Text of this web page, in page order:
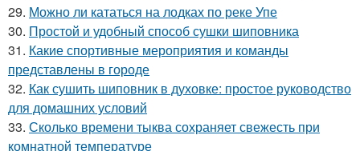
29. Можно ли кататься на лодках по реке Упе
30. Простой и удобный способ сушки шиповника
31. Какие спортивные мероприятия и команды
представлены в городе
32. Как сушить шиповник в духовке: простое руководство
для домашних условий
33. Сколько времени тыква сохраняет свежесть при
комнатной температуре